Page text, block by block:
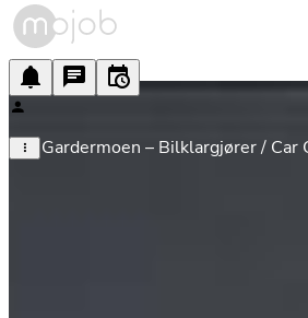
Gardermoen – Bilklargjører /